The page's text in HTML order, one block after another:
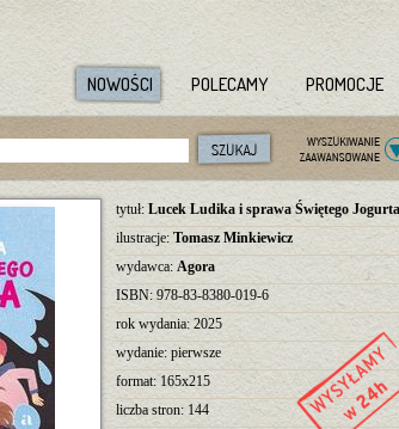
NOWOŚCI POLECAMY PROMOCJE
tytuł: Lucek Ludika i sprawa Świętego Jogurta
ilustracje: Tomasz Minkiewicz
wydawca: Agora
ISBN: 978-83-8380-019-6
rok wydania: 2025
wydanie: pierwsze
format: 165x215
liczba stron: 144